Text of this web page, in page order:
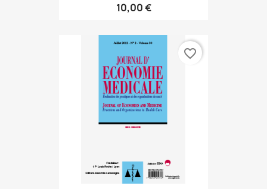
10,00 €
favorite_border